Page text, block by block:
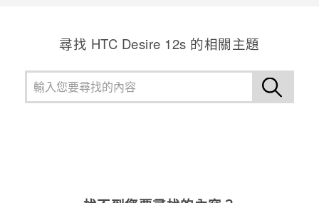
尋找 HTC Desire 12s 的相關主題